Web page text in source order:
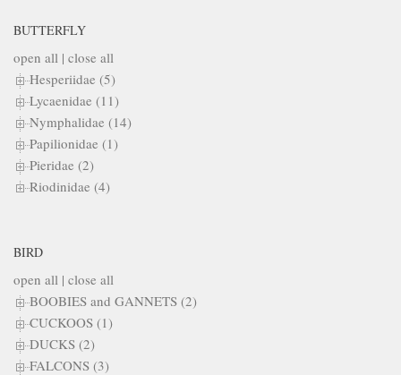
BUTTERFLY
open all | close all
Hesperiidae (5)
Lycaenidae (11)
Nymphalidae (14)
Papilionidae (1)
Pieridae (2)
Riodinidae (4)
BIRD
open all | close all
BOOBIES and GANNETS (2)
CUCKOOS (1)
DUCKS (2)
FALCONS (3)